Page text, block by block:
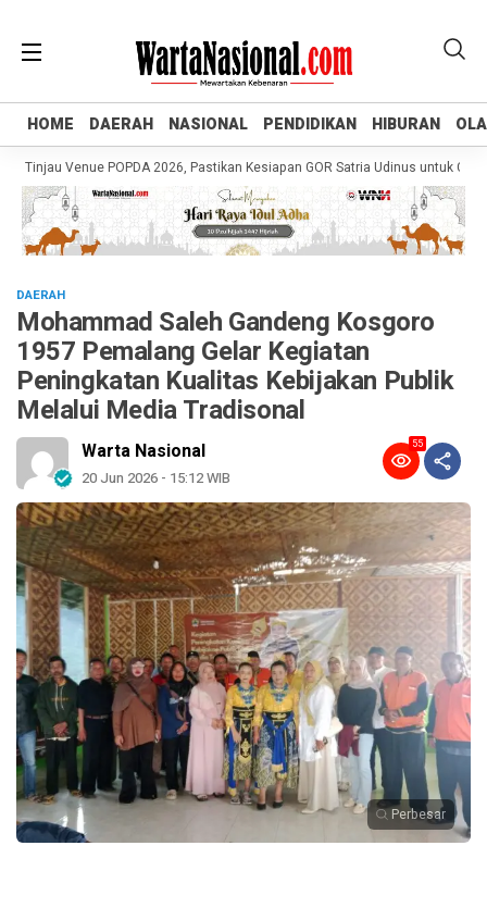
HOME DAERAH NASIONAL PENDIDIKAN HIBURAN
HOME DAERAH NASIONAL PENDIDIKAN HIBURAN
Venue POPDA 2026, Pastikan Kesiapan GOR Satria Udinus untuk Cabor
DAERAH
Mohammad Saleh Gandeng Kosgoro
1957 Pemalang Gelar Kegiatan
Peningkatan Kualitas Kebijakan Publik
Melalui Media Tradisonal
Warta Nasional
20 Jun 2026 - 15:12 WIB
55
Perbesar